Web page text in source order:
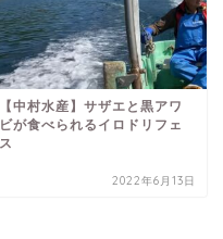
【中村水産】サザエと黒アワ
ビが食べられるイロドリフェ
ス
2022年6月13日